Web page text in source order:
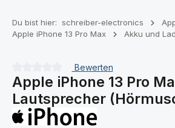
Du bist hier: schreiber-electronics
Apple iPhone 13 Pro Max
Akku und
Durchschnittliche Bewertung von 0 von
Bewerten
Apple iPhone 13 Pro
Lautsprecher